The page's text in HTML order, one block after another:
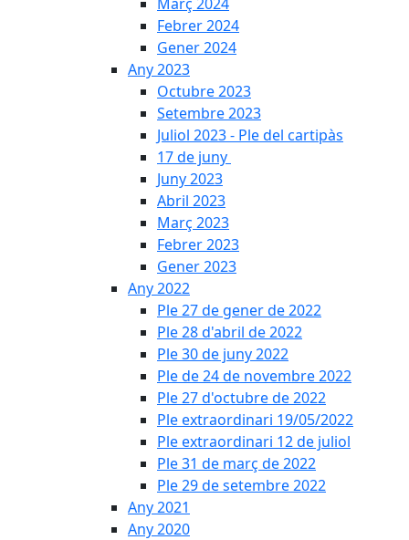
Febrer 2024
Gener 2024
Any 2023
Octubre 2023
Setembre 2023
Juliol 2023 - Ple del cartipàs
17 de juny
Juny 2023
Abril 2023
Març 2023
Febrer 2023
Gener 2023
Any 2022
Ple 27 de gener de 2022
Ple 28 d'abril de 2022
Ple 30 de juny 2022
Ple de 24 de novembre 2022
Ple 27 d'octubre de 2022
Ple extraordinari 19/05/2022
Ple extraordinari 12 de juliol
Ple 31 de març de 2022
Ple 29 de setembre 2022
Any 2021
Any 2020